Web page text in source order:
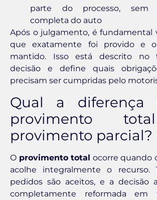
parte do processo, sem
completa do auto
Após o julgamento, é fundamental
que exatamente foi provido e
mantido. Isso está descrito no
decisão e define quais
precisam ser cumpridas pelo
Qual a diferença
provimento
provimento parcial?
O provimento total ocorre quando
acolhe integralmente o recurso.
pedidos são aceitos, e a decisão
completamente reformada em